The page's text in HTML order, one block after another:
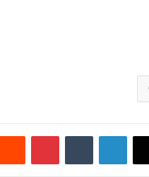
لینکدین ‫پین‌ترست